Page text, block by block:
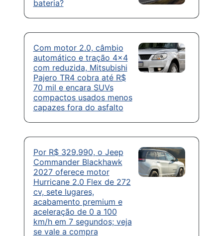
bateria?
Com motor 2.0, câmbio
automático e tração 4×4
com reduzida, Mitsubishi
Pajero TR4 cobra até R$
70 mil e encara SUVs
compactos usados menos
capazes fora do asfalto
Por R$ 329.990, o Jeep
Commander Blackhawk
2027 oferece motor
Hurricane 2.0 Flex de 272
cv, sete lugares,
acabamento premium e
aceleração de 0 a 100
km/h em 7 segundos; veja
se vale a compra